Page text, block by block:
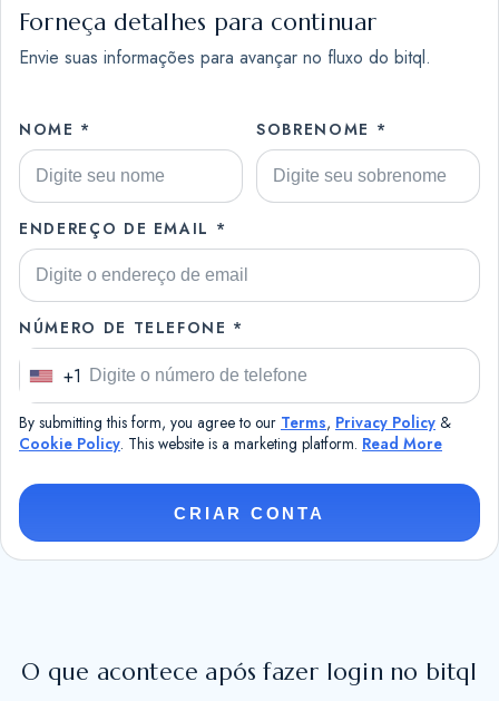
Forneça detalhes para continuar
Envie suas informações para avançar no fluxo do bitql.
NOME * SOBRENOME *
ENDEREÇO DE EMAIL *
NÚMERO DE TELEFONE *
U
n
i
S
e
+1
By submitting this form, you agree to our Terms, Privacy Policy &
Cookie Policy. This website is a marketing platform. Read More
CRIAR CONTA
O que acontece após fazer login no bitql